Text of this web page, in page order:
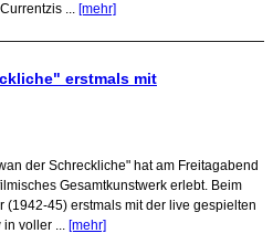
... [mehr]
erstmals mit
der Schreckliche" hat am Freitagabend
Gesamtkunstwerk erlebt. Beim
(1942-45) erstmals mit der live gespielten
in voller ... [mehr]